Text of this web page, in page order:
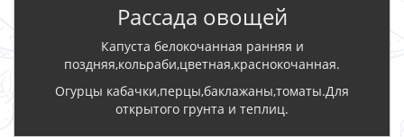
Рассада овощей
Капуста белокочанная ранняя и
поздняя,кольраби,цветная,краснокочанная.
Огурцы кабачки,перцы,баклажаны,томаты.Для
открытого грунта и теплиц.